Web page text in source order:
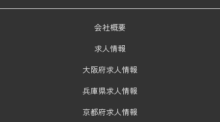
会社概要
求人情報
大阪府求人情報
兵庫県求人情報
京都府求人情報